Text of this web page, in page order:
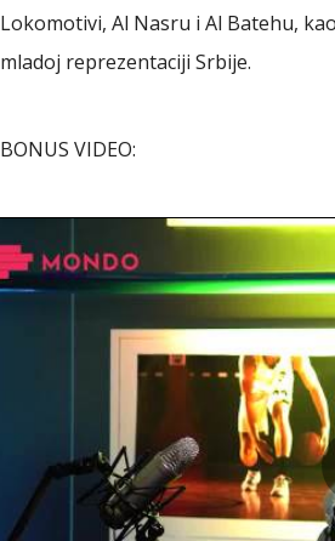
Lokomotivi, Al Nasru i Al Batehu,
mladoj reprezentaciji Srbije.
BONUS VIDEO: